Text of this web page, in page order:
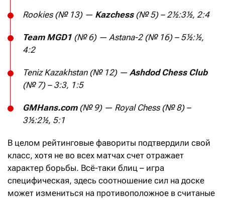
Rookies (№ 13) — Kazchess(№ 5) – 2½:3½, 2:4
Team MGD1 (№ 6) — Astana-2 (№ 16) – 5½:½,
4:2
Teniz Kazakhstan (№ 12) — Ashdod Chess Club
(№ 7) – 3:3, 1:5
GMHans.com(№ 9) — Royal Chess(№ 8) –
3½:2½, 5:1
В целом рейтинговые фавориты подтвердили свой
класс, хотя не во всех матчах счет отражает
характер борьбы. Всё-таки блиц – игра
специфическая, здесь соотношение сил на доске
может измениться на противоположное в считаные